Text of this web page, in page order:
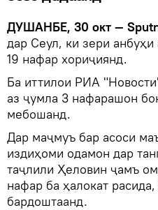
ДУШАНБЕ, 30 окт —
дар Сеул, ки зери
19 нафар хориҷиянд.
Ба иттилои РИА
аз ҷумла 3 нафарашон
мебошанд.
Дар маҷмуъ бар асоси
издиҳоми одамон дар
таҷлили Ҳеловин ҷамъ
нафар ба ҳалокат
бардоштаанд.